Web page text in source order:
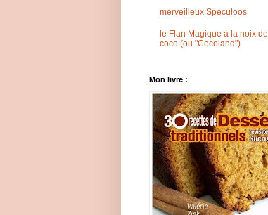
merveilleux Speculoos
le Flan Magique à la noix de
coco (ou "Cocoland")
Mon livre :